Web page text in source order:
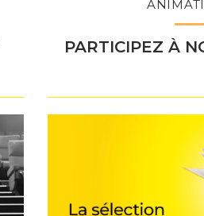
PARTICIPEZ À